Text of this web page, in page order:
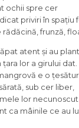
ochii spre cer
priviri în spațiu
rădăcină, frunză,
atent și au
țara lor a girului dat.
e o
sub cer liber,
lor necunoscut
ca mâinile ce au